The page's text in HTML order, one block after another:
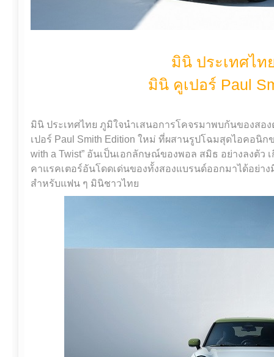
มินิ ประเทศไท
มินิ คูเปอร์ Paul
มินิ ประเทศไทย ภูมิใจนำเสนอการโคจรมาพบกันของส
เปอร์ Paul Smith Edition ใหม่ ที่ผสานรูปโฉมสุดไอคอนิ
with a Twist” อันเป็นเอกลักษณ์ของพอล สมิธ อย่างลงตัว
คาแรคเตอร์อันโดดเด่นของทั้งสองแบรนด์ออกมาได้อย่า
สำหรับแฟน ๆ มินิชาวไทย